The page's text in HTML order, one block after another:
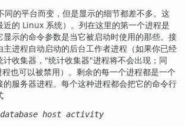
同的平台而变，但是显示的细节都差不多。这
近的 Linux 系统）。列在这里的第一个进程是
显示的命令参数是当它被启动时使用的那些。接
主进程自动启动的后台工作者进程（如果你已经
收集器， "统计收集器"进程将不会出现；同
程也可以被禁用）。剩余的每一个进程都是一个
的服务器进程。每个这种进程都会把它的命令行
database host activity